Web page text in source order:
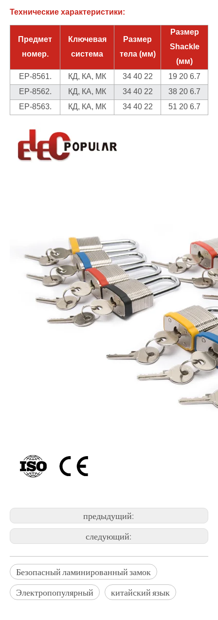
Технические характеристики:
Предмет
номер.
Ключевая
система
Размер
тела (мм)
Размер
Shackle
(мм)
EP-8561.
КД, КА, МК 34 40 22
19 20 6.7
EP-8562.
КД, КА, МК 34 40 22
38 20 6.7
EP-8563.
КД, КА, МК 34 40 22 51 20 6.7
предыдущий:
следующий:
Безопасный ламинированный замок
Электропопулярный
китайский язык